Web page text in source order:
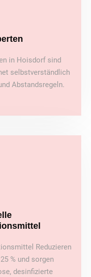
in Hoisdorf sind
selbstverständlich
Abstandsregeln.
Reduzieren
% und sorgen
desinfizierte